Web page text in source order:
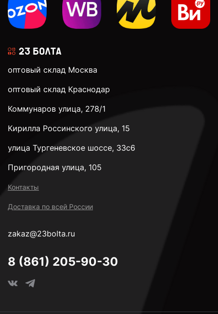
оптовый склад Москва
оптовый склад Краснодар
Коммунаров улица, 278/1
Кирилла Россинского улица, 15
улица Тургеневское шоссе, 33с6
Пригородная улица, 105
Контакты
Доставка по всей России
zakaz@23bolta.ru
8 (861) 205-90-30